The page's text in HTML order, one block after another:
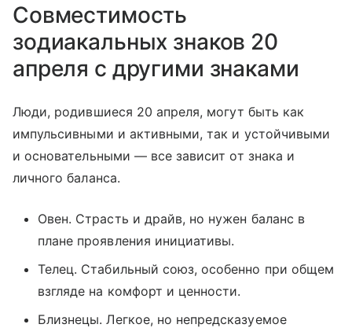
Совместимость
зодиакальных знаков 20
апреля с другими знаками
Люди, родившиеся 20 апреля, могут быть как
импульсивными и активными, так и устойчивыми
и основательными — все зависит от знака и
личного баланса.
Овен. Страсть и драйв, но нужен баланс в
плане проявления инициативы.
Телец. Стабильный союз, особенно при общем
взгляде на комфорт и ценности.
Близнецы. Легкое, но непредсказуемое